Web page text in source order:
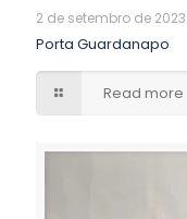
2 de setembro de 2023
Porta Guardanapo
Read more